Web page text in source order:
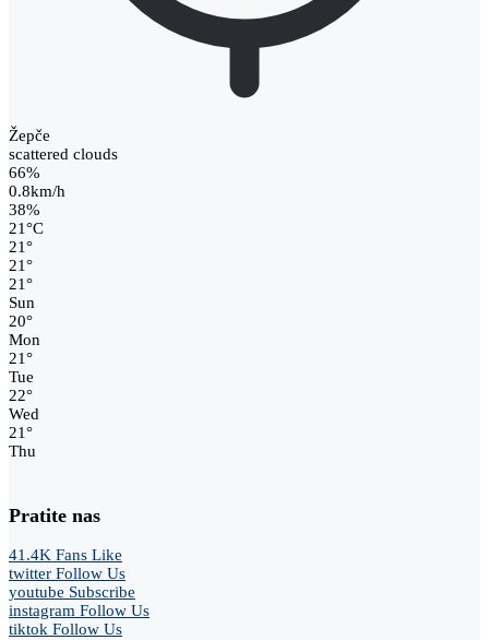
Žepče
scattered clouds
66%
0.8km/h
38%
21°C
21°
21°
21°
Sun
20°
Mon
21°
Tue
22°
Wed
21°
Thu
Pratite nas
41.4K Fans Like
twitter Follow Us
youtube Subscribe
instagram Follow Us
tiktok Follow Us